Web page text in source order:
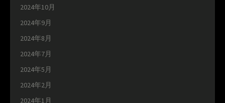
2024年10月
2024年9月
2024年8月
2024年7月
2024年5月
2024年2月
2024年1月